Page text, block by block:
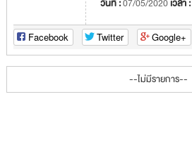
วันที่ :07/05/2020เวลา :
Facebook Twitter Google+
--ไม่มีรายการ--